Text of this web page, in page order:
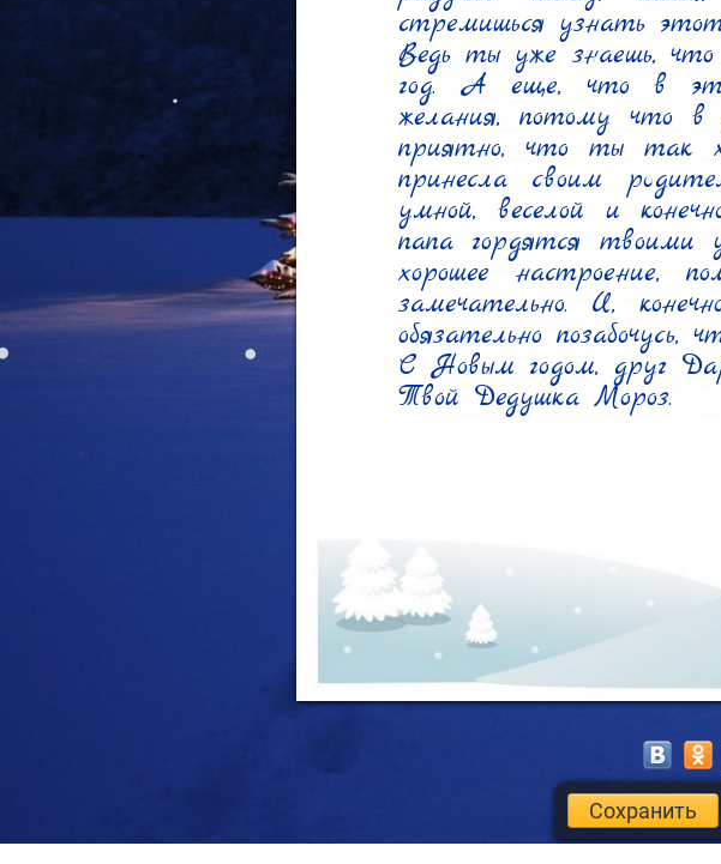
стремишься узнать
Ведь ты уже знаешь,
год. А еще, что в это
желания, потому что в
приятно, что ты так
принесла своим
умной, веселой и
папа гордятся твоими
хорошее настроение,
замечательно. И,
обязательно позабочусь,
С Новым годом, друг
Твой Дедушка Мороз.
Сохранить